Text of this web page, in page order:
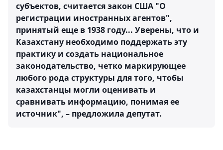
субъектов, считается закон США "О
регистрации иностранных агентов",
принятый еще в 1938 году... Уверены, что и
Казахстану необходимо поддержать эту
практику и создать национальное
законодательство, четко маркирующее
любого рода структуры для того, чтобы
казахстанцы могли оценивать и
сравнивать информацию, понимая ее
источник", – предложила депутат.